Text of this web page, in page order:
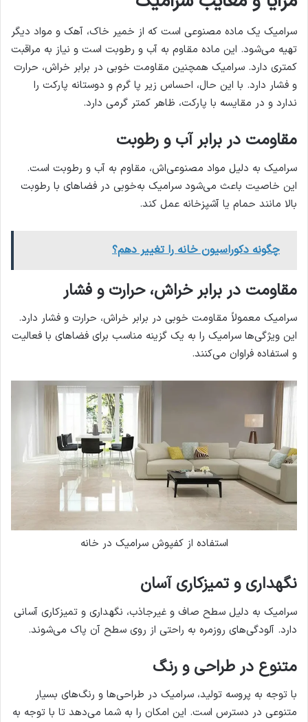
سرامیک یک ماده مصنوعی است که از خمیر خاک، آهک و مواد دیگر
تهیه می‌شود. این ماده مقاوم به آب و رطوبت است و نیاز به مراقبت
کمتری دارد. سرامیک همچنین مقاومت خوبی در برابر خراش، حرارت
و فشار دارد. با این حال، احساس زیر پا گرم و دوستانه پارکت را
ندارد و در مقایسه با پارکت، ظاهر کمتر گرمی دارد.
مقاومت در برابر آب و رطوبت
سرامیک به دلیل مواد مصنوعی‌اش، مقاوم به آب و رطوبت است.
این خاصیت باعث می‌شود سرامیک به‌خوبی در فضاهای با رطوبت
بالا مانند حمام یا آشپزخانه عمل کند.
چگونه دکوراسیون خانه را تغییر دهم؟
مقاومت در برابر خراش، حرارت و فشار
سرامیک معمولاً مقاومت خوبی در برابر خراش، حرارت و فشار دارد.
این ویژگی‌ها سرامیک را به یک گزینه مناسب برای فضاهای با فعالیت
و استفاده فراوان می‌کنند.
استفاده از کفپوش سرامیک در خانه
نگهداری و تمیزکاری آسان
سرامیک به دلیل سطح صاف و غیرجاذب، نگهداری و تمیزکاری آسانی
دارد. آلودگی‌های روزمره به راحتی از روی سطح آن پاک می‌شوند.
متنوع در طراحی و رنگ
با توجه به پروسه تولید، سرامیک در طراحی‌ها و رنگ‌های بسیار
متنوعی در دسترس است. این امکان را به شما می‌دهد تا با توجه به